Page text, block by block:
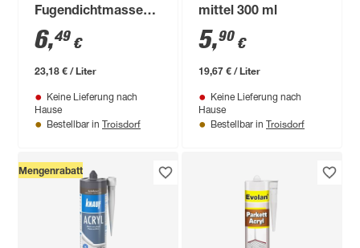
Fugendichtmasse
'Wand & Decke' weiß
280 ml
6,49 €
23,18 € / Liter
Keine Lieferung nach
Hause
Bestellbar in Troisdorf
mittel 300 ml
5,90 €
19,67 € / Liter
Keine Lieferung nach
Hause
Bestellbar in Troisdorf
Mengenrabatt